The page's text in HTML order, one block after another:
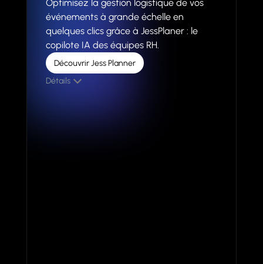
Optimisez la gestion logistique de vos
événements à grande échelle en
quelques clics grâce à JessPlaner : le
copilote IA des équipes RH.
Découvrir Jess Planner
Détails